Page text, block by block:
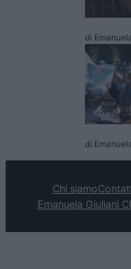
di
di
Chi siamo
Emanuela Giuliani